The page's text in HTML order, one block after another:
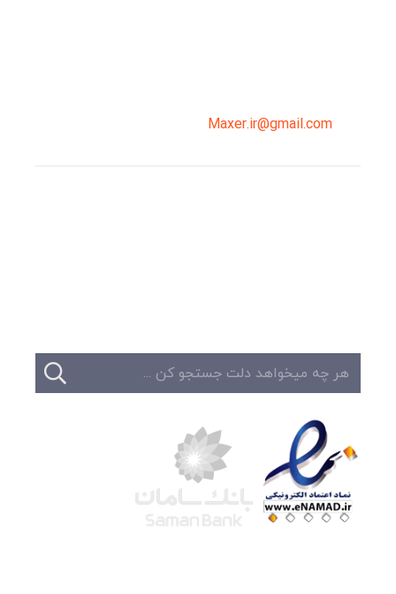
Maxer.ir@gmail.com